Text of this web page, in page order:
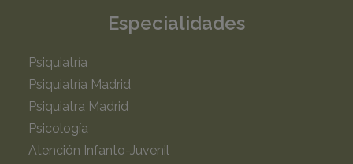
Especialidades
Psiquiatría
Psiquiatría Madrid
Psiquiatra Madrid
Psicología
Atención Infanto-Juvenil